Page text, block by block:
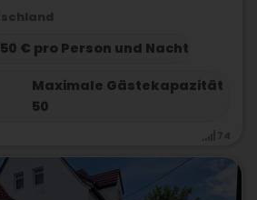
€ pro Person und Nacht
Maximale Gästekapazität
50